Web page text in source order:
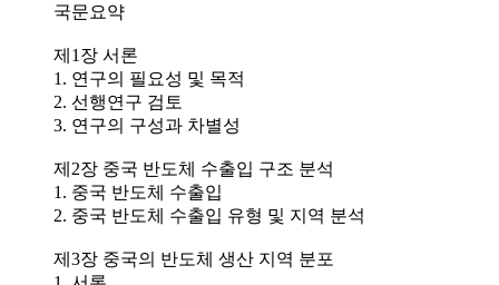
국문요약
제1장 서론
1. 연구의 필요성 및 목적
2. 선행연구 검토
3. 연구의 구성과 차별성
제2장 중국 반도체 수출입 구조 분석
1. 중국 반도체 수출입
2. 중국 반도체 수출입 유형 및 지역 분석
제3장 중국의 반도체 생산 지역 분포